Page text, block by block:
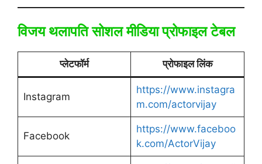
विजय थलापति सोशल मीडिया प्रोफाइल टेबल
प्लेटफॉर्म प्रोफाइल लिंक
Instagram
https://www.instagra
m.com/actorvijay
Facebook
https://www.faceboo
k.com/ActorVijay